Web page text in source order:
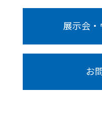
展示会
お